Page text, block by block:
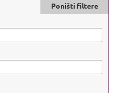
Poništi filtere